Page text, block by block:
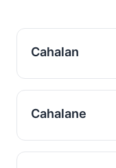
Cahalan
Cahalane